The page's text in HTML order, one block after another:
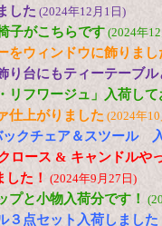
した (2024年12月1日)
子がこちらです (2024年
をウィンドウに飾りまし
り台にもティーテーブル
リフワージュ」入荷し
仕上がりました (2024年
クチェア＆スツール
ロース & キャンドルや
た！ (2024年9月27日)
プと小物入荷分です！
３点セット入荷しました